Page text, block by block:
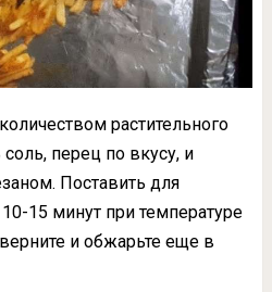
растительного
перец по вкусу, и
Поставить для
15 минут при температуре
и обжарьте еще в